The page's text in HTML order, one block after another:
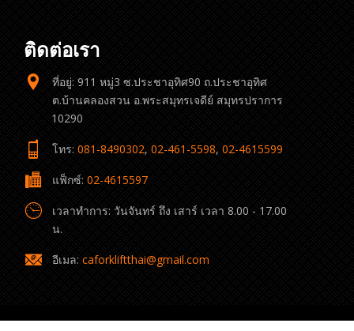
ติดต่อเรา
ที่อยู่: 911 หมู่3 ซ.ประชาอุทิศ90 ถ.ประชาอุทิศ
ต.บ้านคลองสวน อ.พระสมุทรเจดีย์ สมุทรปราการ
10290
โทร: 081-8490302, 02-461-5598, 02-4615599
แฟ็กซ์: 02-4615597
เวลาทำการ: วันจันทร์ ถึง เสาร์ เวลา 8.00 - 17.00
น.
อีเมล: caforkliftthai@gmail.com